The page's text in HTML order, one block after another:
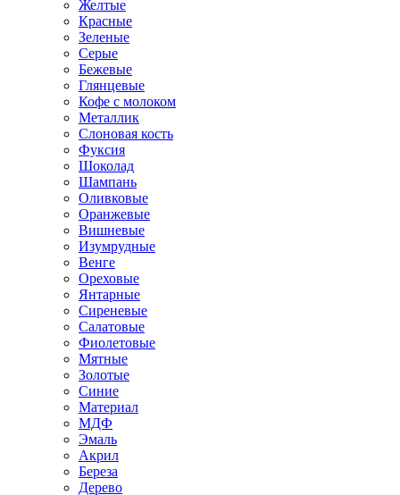
Желтые
Красные
Зеленые
Серые
Бежевые
Глянцевые
Кофе с молоком
Металлик
Слоновая кость
Фуксия
Шоколад
Шампань
Оливковые
Оранжевые
Вишневые
Изумрудные
Венге
Ореховые
Янтарные
Сиреневые
Салатовые
Фиолетовые
Мятные
Золотые
Синие
Материал
МДФ
Эмаль
Акрил
Береза
Дерево